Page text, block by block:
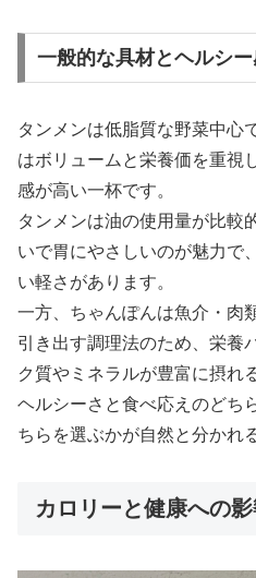
一般的な具材とヘルシ
タンメンは低脂質な野菜中心
はボリュームと栄養価を重視
感が高い一杯です。
タンメンは油の使用量が比較
いで胃にやさしいのが魅力で
い軽さがあります。
一方、ちゃんぽんは魚介・肉
引き出す調理法のため、栄養
ク質やミネラルが豊富に摂れ
ヘルシーさと食べ応えのどち
ちらを選ぶかが自然と分かれ
カロリーと健康への